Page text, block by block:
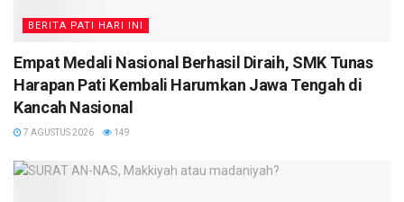
BERITA PATI HARI INI
Empat Medali Nasional Berhasil Diraih, SMK Tunas
Harapan Pati Kembali Harumkan Jawa Tengah di
Kancah Nasional
7 AGUSTUS 2026 149